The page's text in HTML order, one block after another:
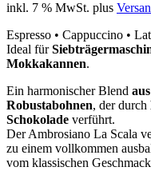
inkl. 7 % MwSt. plus
Espresso • Cappuccino •
Ideal für
Mokkakannen.
Ein harmonischer Blend
Robustabohnen, der durch
Schokolade verführt.
Der Ambrosiano La Scala
zu einem vollkommen
vom klassischen